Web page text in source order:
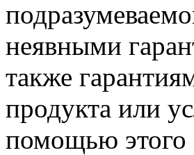
неявными
также
продукта или
помощью этого